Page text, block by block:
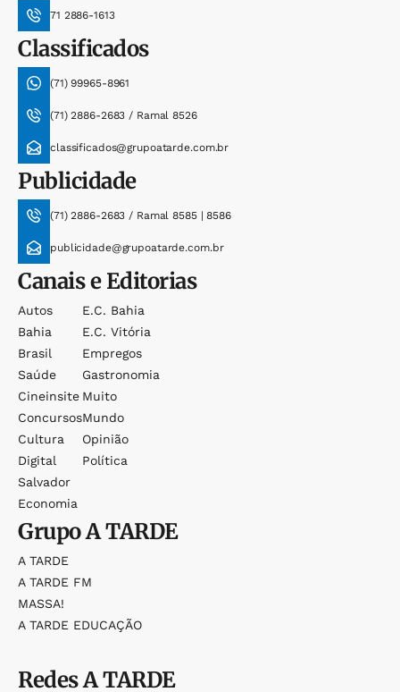
71 2886-1613
Classificados
(71) 99965-8961
(71) 2886-2683 / Ramal 8526
classificados@grupoatarde.com.br
Publicidade
(71) 2886-2683 / Ramal 8585 | 8586
publicidade@grupoatarde.com.br
Canais e Editorias
Autos
Bahia
Brasil
Saúde
Cineinsite
Concursos
Cultura
Digital
Salvador
Economia
E.c. Bahia
E.c. Vitória
Empregos
Gastronomia
Muito
Mundo
Opinião
Política
GrupoA TARDE
A TARDE
A TARDE FM
MASSA!
A TARDE EDUCAÇÃO
RedesA TARDE